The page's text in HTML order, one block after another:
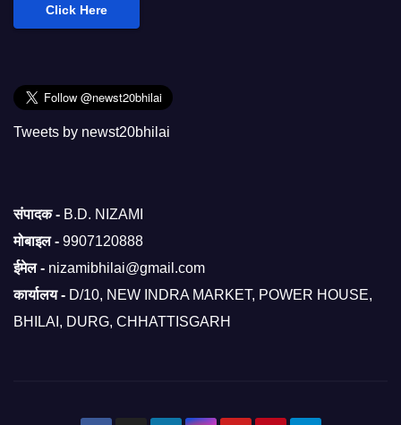
Click Here
Tweets by newst20bhilai
संपादक - B.D. NIZAMI
मोबाइल - 9907120888
ईमेल - nizamibhilai@gmail.com
कार्यालय - D/10, NEW INDRA MARKET, POWER HOUSE,
BHILAI, DURG, CHHATTISGARH